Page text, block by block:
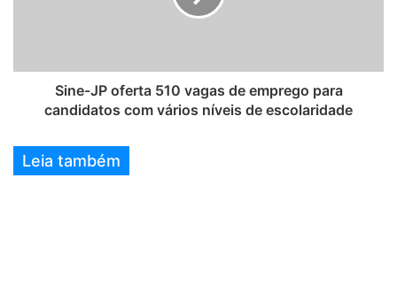
Sine-JP oferta 510 vagas de emprego para
candidatos com vários níveis de escolaridade
Leia também